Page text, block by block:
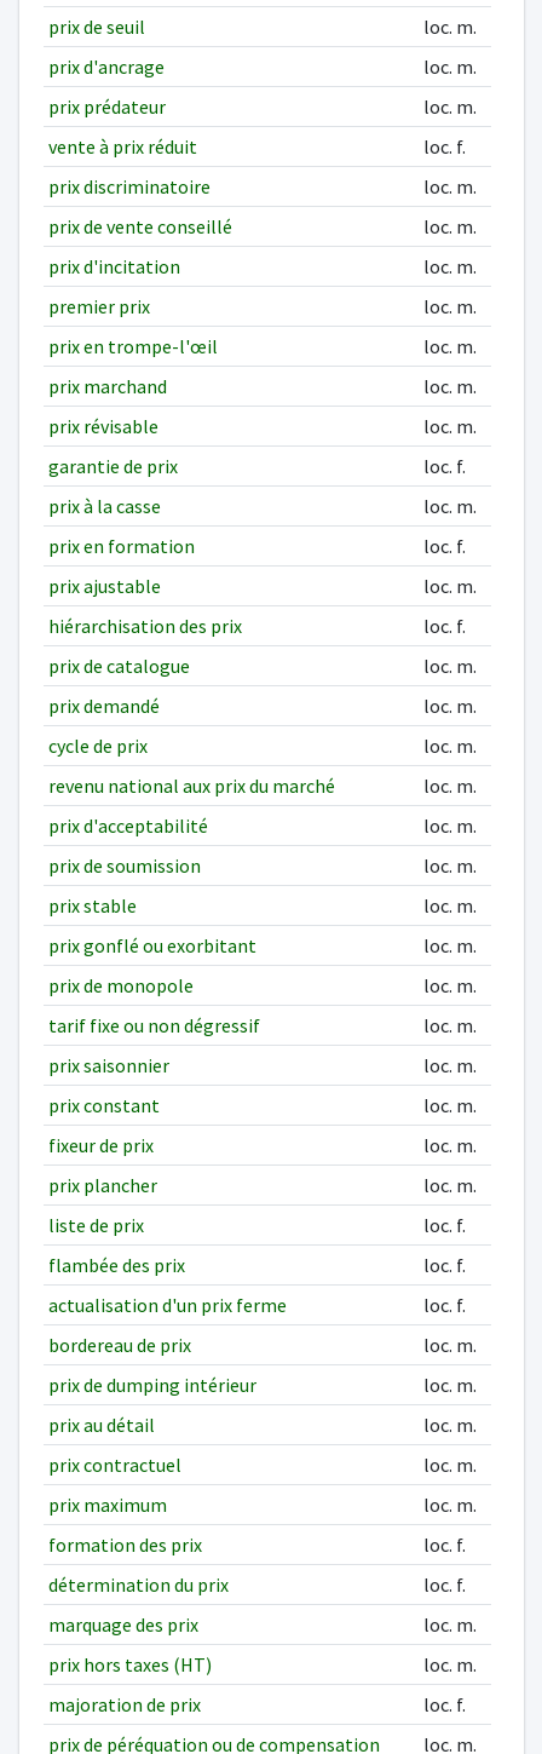
prix de seuil
loc. m.
prix d'ancrage
loc. m.
prix prédateur
loc. m.
vente à prix réduit
loc. f.
prix discriminatoire
loc. m.
prix de vente conseillé
loc. m.
prix d'incitation
loc. m.
premier prix
loc. m.
prix en trompe-l'œil
loc. m.
prix marchand
loc. m.
prix révisable
loc. m.
garantie de prix
loc. f.
prix à la casse
loc. m.
prix en formation
loc. f.
prix ajustable
loc. m.
hiérarchisation des prix
loc. f.
prix de catalogue
loc. m.
prix demandé
loc. m.
cycle de prix
loc. m.
revenu national aux prix du marché
loc. m.
prix d'acceptabilité
loc. m.
prix de soumission
loc. m.
prix stable
loc. m.
prix gonflé ou exorbitant
loc. m.
prix de monopole
loc. m.
tarif fixe ou non dégressif
loc. m.
prix saisonnier
loc. m.
prix constant
loc. m.
fixeur de prix
loc. m.
prix plancher
loc. m.
liste de prix
loc. f.
flambée des prix
loc. f.
actualisation d'un prix ferme
loc. f.
bordereau de prix
loc. m.
prix de dumping intérieur
loc. m.
prix au détail
loc. m.
prix contractuel
loc. m.
prix maximum
loc. m.
formation des prix
loc. f.
détermination du prix
loc. f.
marquage des prix
loc. m.
prix hors taxes (HT)
loc. m.
majoration de prix
loc. f.
prix de péréquation ou de compensation
loc. m.